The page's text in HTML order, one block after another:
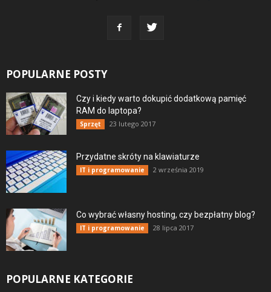
POPULARNE POSTY
Czy i kiedy warto dokupić dodatkową pamięć
RAM do laptopa?
Sprzęt 23 lutego 2017
Przydatne skróty na klawiaturze
IT i programowanie 2 września 2019
Co wybrać własny hosting, czy bezpłatny blog?
IT i programowanie 28 lipca 2017
POPULARNE KATEGORIE